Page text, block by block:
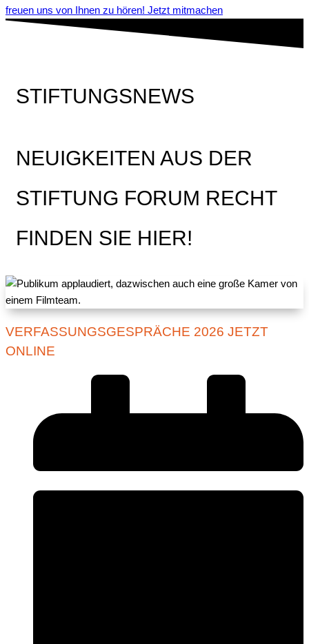
freuen uns von Ihnen zu hören! Jetzt mitmachen
STIFTUNGSNEWS
NEUIGKEITEN AUS DER
STIFTUNG FORUM RECHT
FINDEN SIE HIER!
VERFASSUNGSGESPRÄCHE 2026 JETZT
ONLINE